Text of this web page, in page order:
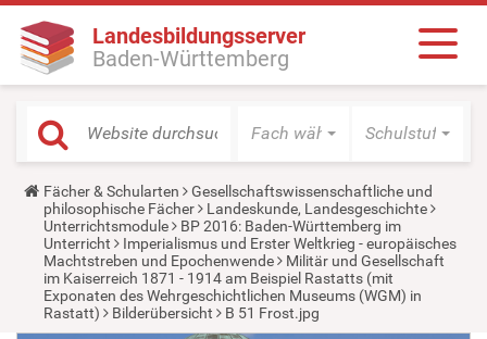
Landesbildungsserver
Baden-Württemberg
Fach wählen Schulstufe
Y
o
u
a
r
e
h
e
r
Fächer & Schularten
Gesellschaftswissenschaftliche und
philosophische Fächer
Landeskunde, Landesgeschichte
Unterrichtsmodule
BP 2016: Baden-Württemberg im
Unterricht
Imperialismus und Erster Weltkrieg - europäisches
Machtstreben und Epochenwende
Militär und Gesellschaft
im Kaiserreich 1871 - 1914 am Beispiel Rastatts (mit
Exponaten des Wehrgeschichtlichen Museums (WGM) in
Rastatt)
Bilderübersicht B 51 Frost.jpg